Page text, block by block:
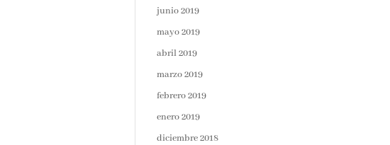
junio 2019
mayo 2019
abril 2019
marzo 2019
febrero 2019
enero 2019
diciembre 2018